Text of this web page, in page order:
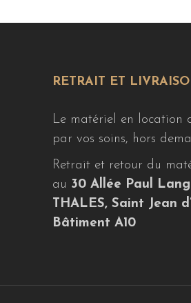
RETRAIT ET
Le matériel en location
par vos soins, hors
Retrait et retour du
au 30 Allée Paul
THALES, Saint Jean
Bâtiment A10